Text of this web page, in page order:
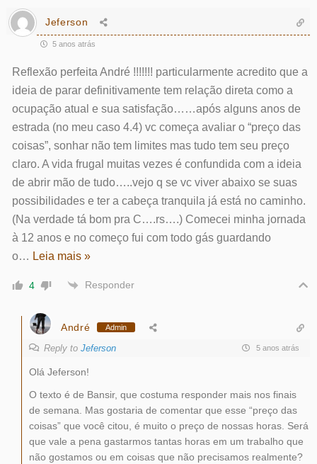
Jeferson
5 anos atrás
Reflexão perfeita André !!!!!!! particularmente acredito que a
ideia de parar definitivamente tem relação direta como a
ocupação atual e sua satisfação……após alguns anos de
estrada (no meu caso 4.4) vc começa avaliar o “preço das
coisas”, sonhar não tem limites mas tudo tem seu preço
claro. A vida frugal muitas vezes é confundida com a ideia
de abrir mão de tudo…..vejo q se vc viver abaixo se suas
possibilidades e ter a cabeça tranquila já está no caminho.
(Na verdade tá bom pra C….rs….) Comecei minha jornada
à 12 anos e no começo fui com todo gás guardando
o… Leia mais »
4 Responder
André Admin
Reply to Jeferson 5 anos atrás
Olá Jeferson!
O texto é de Bansir, que costuma responder mais nos finais
de semana. Mas gostaria de comentar que esse “preço das
coisas” que você citou, é muito o preço de nossas horas. Será
que vale a pena gastarmos tantas horas em um trabalho que
não gostamos ou em coisas que não precisamos realmente?